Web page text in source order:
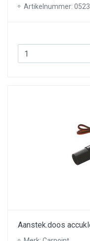
Artikelnummer:
Aanstek.doos